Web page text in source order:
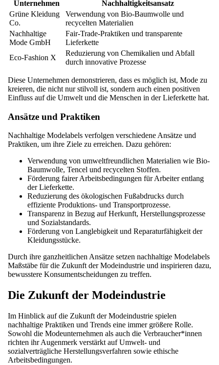
Unternehmen
Nachhaltigkeitsansatz
Grüne Kleidung
Co.
Verwendung von Bio-Baumwolle und
recycelten Materialien
Nachhaltige
Mode GmbH
Fair-Trade-Praktiken und transparente
Lieferkette
Eco-Fashion X
Reduzierung von Chemikalien und Abfall
durch innovative Prozesse
Diese Unternehmen demonstrieren, dass es möglich ist, Mode zu
kreieren, die nicht nur stilvoll ist, sondern auch einen positiven
Einfluss auf die Umwelt und die Menschen in der Lieferkette hat.
Ansätze und Praktiken
Nachhaltige Modelabels verfolgen verschiedene Ansätze und
Praktiken, um ihre Ziele zu erreichen. Dazu gehören:
Verwendung von umweltfreundlichen Materialien wie Bio-
Baumwolle, Tencel und recycelten Stoffen.
Förderung fairer Arbeitsbedingungen für Arbeiter entlang
der Lieferkette.
Reduzierung des ökologischen Fußabdrucks durch
effiziente Produktions- und Transportprozesse.
Transparenz in Bezug auf Herkunft, Herstellungsprozesse
und Sozialstandards.
Förderung von Langlebigkeit und Reparaturfähigkeit der
Kleidungsstücke.
Durch ihre ganzheitlichen Ansätze setzen nachhaltige Modelabels
Maßstäbe für die Zukunft der Modeindustrie und inspirieren dazu,
bewusstere Konsumentscheidungen zu treffen.
Die Zukunft der Modeindustrie
Im Hinblick auf die Zukunft der Modeindustrie spielen
nachhaltige Praktiken und Trends eine immer größere Rolle.
Sowohl die Modeunternehmen als auch die Verbraucher*innen
richten ihr Augenmerk verstärkt auf Umwelt- und
sozialverträgliche Herstellungsverfahren sowie ethische
Arbeitsbedingungen.